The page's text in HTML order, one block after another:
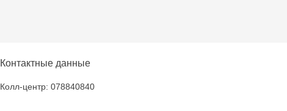
Контактные данные
Колл-центр: 078840840